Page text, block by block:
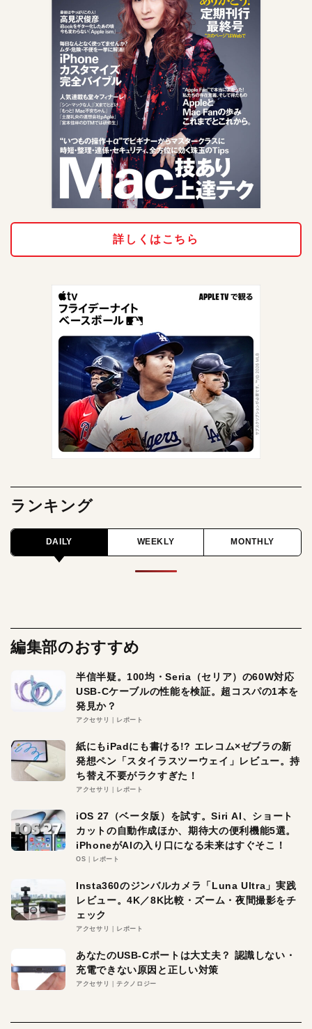
詳しくはこちら
ランキング
DAILY WEEKLY MONTHLY
編集部のおすすめ
半信半疑。100均・Seria（セリア）の60W対応
USB-Cケーブルの性能を検証。超コスパの1本を
発見か？
アクセサリ レポート
紙にもiPadにも書ける!? エレコム×ゼブラの新
発想ペン「スタイラスツーウェイ」レビュー。持
ち替え不要がラクすぎた！
アクセサリ レポート
iOS 27（ベータ版）を試す。Siri AI、ショート
カットの自動作成ほか、期待大の便利機能5選。
iPhoneがAIの入り口になる未来はすぐそこ！
OS レポート
Insta360のジンバルカメラ「Luna Ultra」実践
レビュー。4K／8K比較・ズーム・夜間撮影をチ
ェック
アクセサリ レポート
あなたのUSB-Cポートは大丈夫？ 認識しない・
充電できない原因と正しい対策
アクセサリ テクノロジー